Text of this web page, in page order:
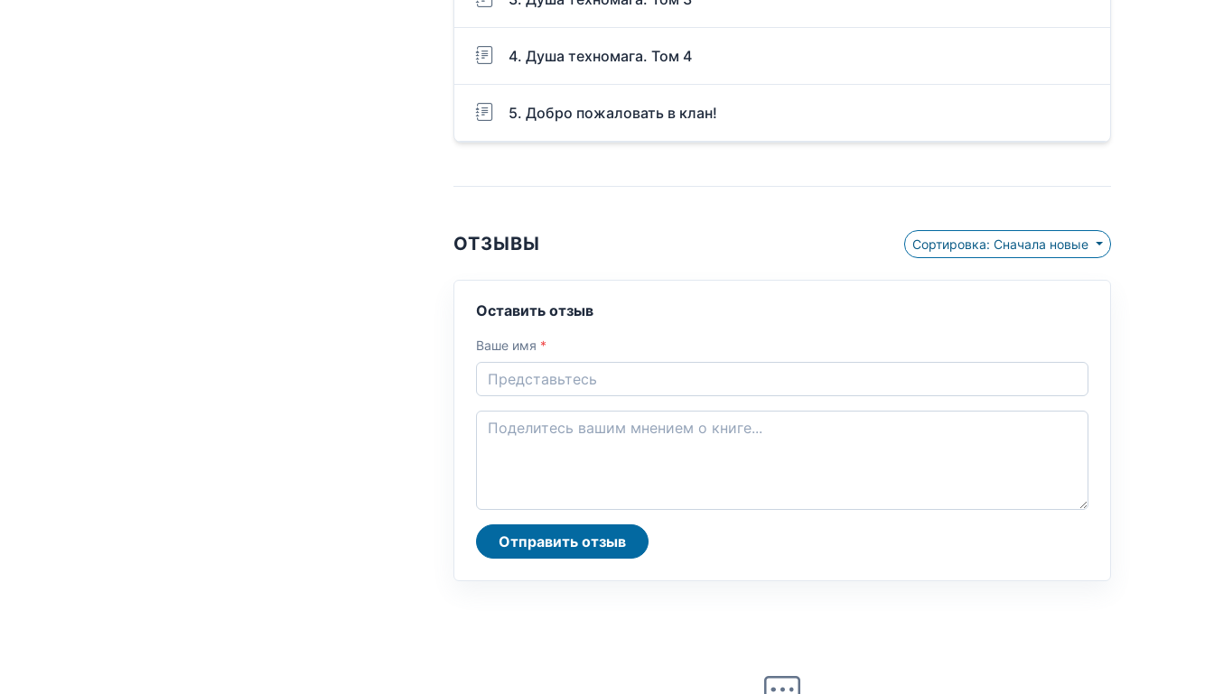
4. Душа техномага. Том 4
5. Добро пожаловать в клан!
ОТЗЫВЫ Сортировка: Сначала новые
Оставить отзыв
Ваше имя *
Отправить отзыв